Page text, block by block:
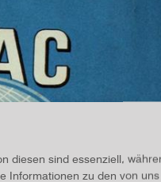
diesen sind essenziell,
Informationen zu den von